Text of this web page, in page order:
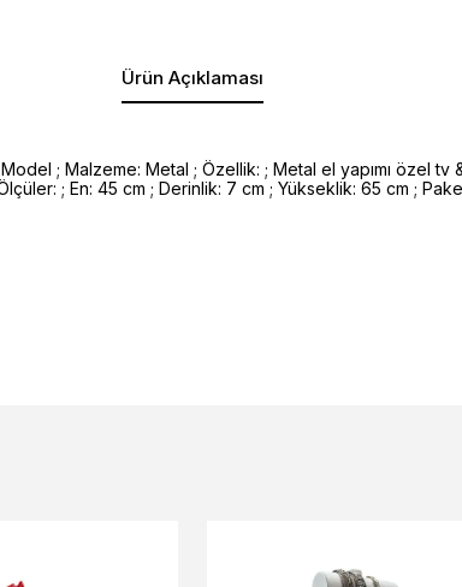
Ürün Açıklaması
; Malzeme: Metal ; Özellik: ; Metal el yapımı özel tv &
; En: 45 cm ; Derinlik: 7 cm ; Yükseklik: 65 cm ;